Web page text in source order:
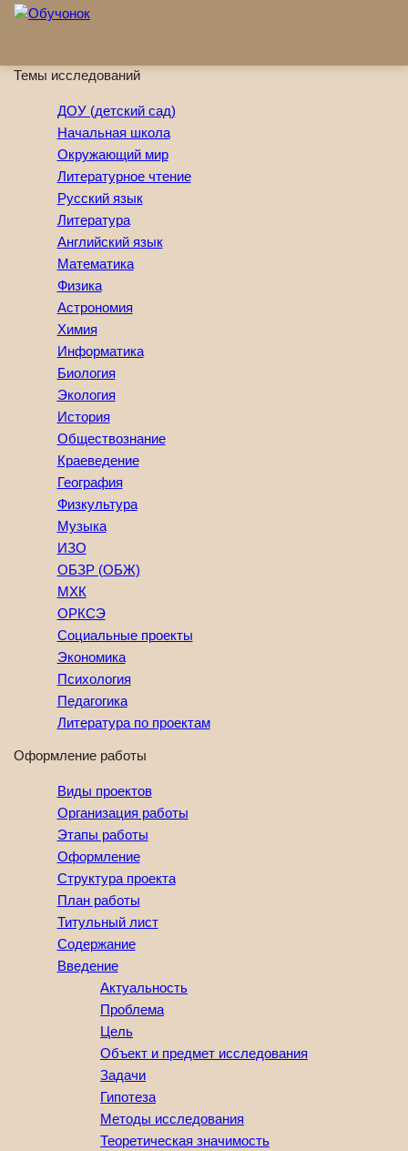
Перейти к основному содержанию
Темы исследований
ДОУ (детский сад)
Начальная школа
Окружающий мир
Литературное чтение
Русский язык
Литература
Английский язык
Математика
Физика
Астрономия
Химия
Информатика
Биология
Экология
История
Обществознание
Краеведение
География
Физкультура
Музыка
ИЗО
ОБЗР (ОБЖ)
МХК
ОРКСЭ
Социальные проекты
Экономика
Психология
Педагогика
Литература по проектам
Оформление работы
Виды проектов
Организация работы
Этапы работы
Оформление
Структура проекта
План работы
Титульный лист
Содержание
Введение
Актуальность
Проблема
Цель
Объект и предмет исследования
Задачи
Гипотеза
Методы исследования
Теоретическая значимость